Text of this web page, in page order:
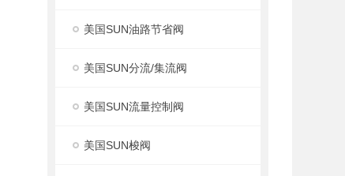
美国SUN油路节省阀
美国SUN分流/集流阀
美国SUN流量控制阀
美国SUN梭阀